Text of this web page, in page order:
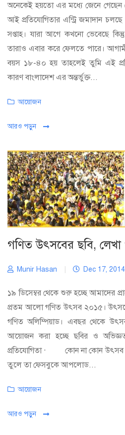
অনেকেই হয়তো এর মধ্যে জেনে
আই প্রতিযোগিতার এন্ট্রি জমাদান
সপ্তাহ। যারা আগে কখনো ভেবেছে
তারাও এবার করে ফেলতে পারে।
বয়স ১৮-৪০ হয় তাহলেই তুমি এই
কারণ বাংলাদেশ এর অন্তর্ভুক্ত...
Categories
আয়োজন
আরও পড়ুন
গণিত উৎসবের ছবি, লেখা
Munir Hasan Dec 17, 2014
১৯ ডিসেম্বর থেকে শুরু হচ্ছে আমাদের
প্রতম আলো গণিত উৎসব ২০১৫।
গণিত অলিম্পিয়াড। এবছর থেকে
আয়োজন করা হচ্ছে ছবির ও
প্রতিযোগিতা · কোন না কোন উৎসব
তুলে তা ফেসবুকে আপলোড...
Categories
আয়োজন
আরও পড়ুন